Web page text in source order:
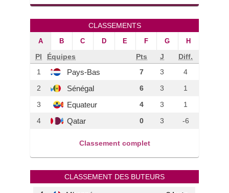
CLASSEMENTS
A B C D E F G H
Pl Équipes Pts J
Diff.
1
Pays-Bas 7 3
4
2
Sénégal 6 3
1
3
Equateur 4 3
1
4
Qatar 0 3 -6
Classement complet
CLASSEMENT DES BUTEURS